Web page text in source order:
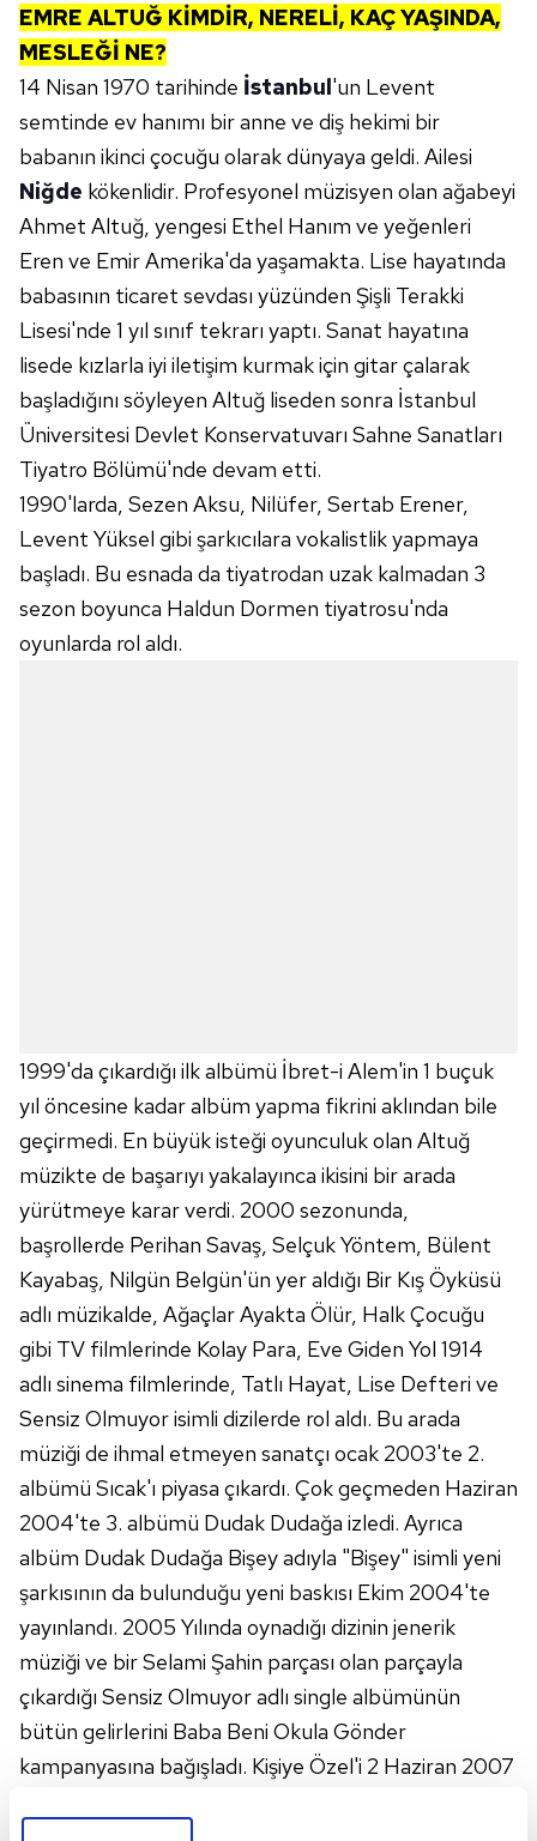
EMRE ALTUĞ KİMDİR, NERELİ, KAÇ YAŞINDA,
MESLEĞİ NE?
14 Nisan 1970 tarihinde İstanbul'un Levent
semtinde ev hanımı bir anne ve diş hekimi bir
babanın ikinci çocuğu olarak dünyaya geldi. Ailesi
Niğde kökenlidir. Profesyonel müzisyen olan ağabeyi
Ahmet Altuğ, yengesi Ethel Hanım ve yeğenleri
Eren ve Emir Amerika'da yaşamakta. Lise hayatında
babasının ticaret sevdası yüzünden Şişli Terakki
Lisesi'nde 1 yıl sınıf tekrarı yaptı. Sanat hayatına
lisede kızlarla iyi iletişim kurmak için gitar çalarak
başladığını söyleyen Altuğ liseden sonra İstanbul
Üniversitesi Devlet Konservatuvarı Sahne Sanatları
Tiyatro Bölümü'nde devam etti.
1990'larda, Sezen Aksu, Nilüfer, Sertab Erener,
Levent Yüksel gibi şarkıcılara vokalistlik yapmaya
başladı. Bu esnada da tiyatrodan uzak kalmadan 3
sezon boyunca Haldun Dormen tiyatrosu'nda
oyunlarda rol aldı.
1999'da çıkardığı ilk albümü İbret-i Alem'in 1 buçuk
yıl öncesine kadar albüm yapma fikrini aklından bile
geçirmedi. En büyük isteği oyunculuk olan Altuğ
müzikte de başarıyı yakalayınca ikisini bir arada
yürütmeye karar verdi. 2000 sezonunda,
başrollerde Perihan Savaş, Selçuk Yöntem, Bülent
Kayabaş, Nilgün Belgün'ün yer aldığı Bir Kış Öyküsü
adlı müzikalde, Ağaçlar Ayakta Ölür, Halk Çocuğu
gibi TV filmlerinde Kolay Para, Eve Giden Yol 1914
adlı sinema filmlerinde, Tatlı Hayat, Lise Defteri ve
Sensiz Olmuyor isimli dizilerde rol aldı. Bu arada
müziği de ihmal etmeyen sanatçı ocak 2003'te 2.
albümü Sıcak'ı piyasa çıkardı. Çok geçmeden Haziran
2004'te 3. albümü Dudak Dudağa izledi. Ayrıca
albüm Dudak Dudağa Bişey adıyla "Bişey" isimli yeni
şarkısının da bulunduğu yeni baskısı Ekim 2004'te
yayınlandı. 2005 Yılında oynadığı dizinin jenerik
müziği ve bir Selami Şahin parçası olan parçayla
çıkardığı Sensiz Olmuyor adlı single albümünün
bütün gelirlerini Baba Beni Okula Gönder
kampanyasına bağışladı. Kişiye Özel'i 2 Haziran 2007